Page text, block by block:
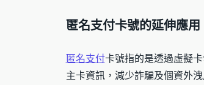
匿名支付卡號的延伸應用
匿名支付卡號指的是透過虛擬
主卡資訊，減少詐騙及個資外